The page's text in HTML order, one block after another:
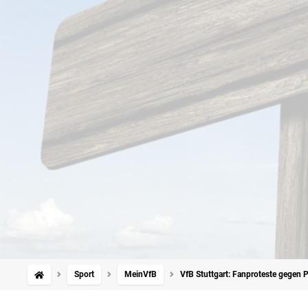
Sport MeinVfB VfB Stuttgart: Fanproteste gegen